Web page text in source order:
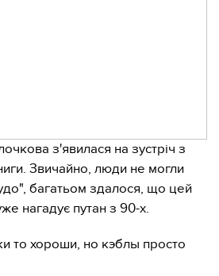
з'явилася на зустріч з
Звичайно, люди не могли
багатьом здалося, що цей
нагадує путан з 90-х.
то хороши, но кэблы просто